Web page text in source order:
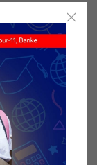
१८७ जना
निको हुने
४३९ जना
हुने दर ८८.३
जनाएको